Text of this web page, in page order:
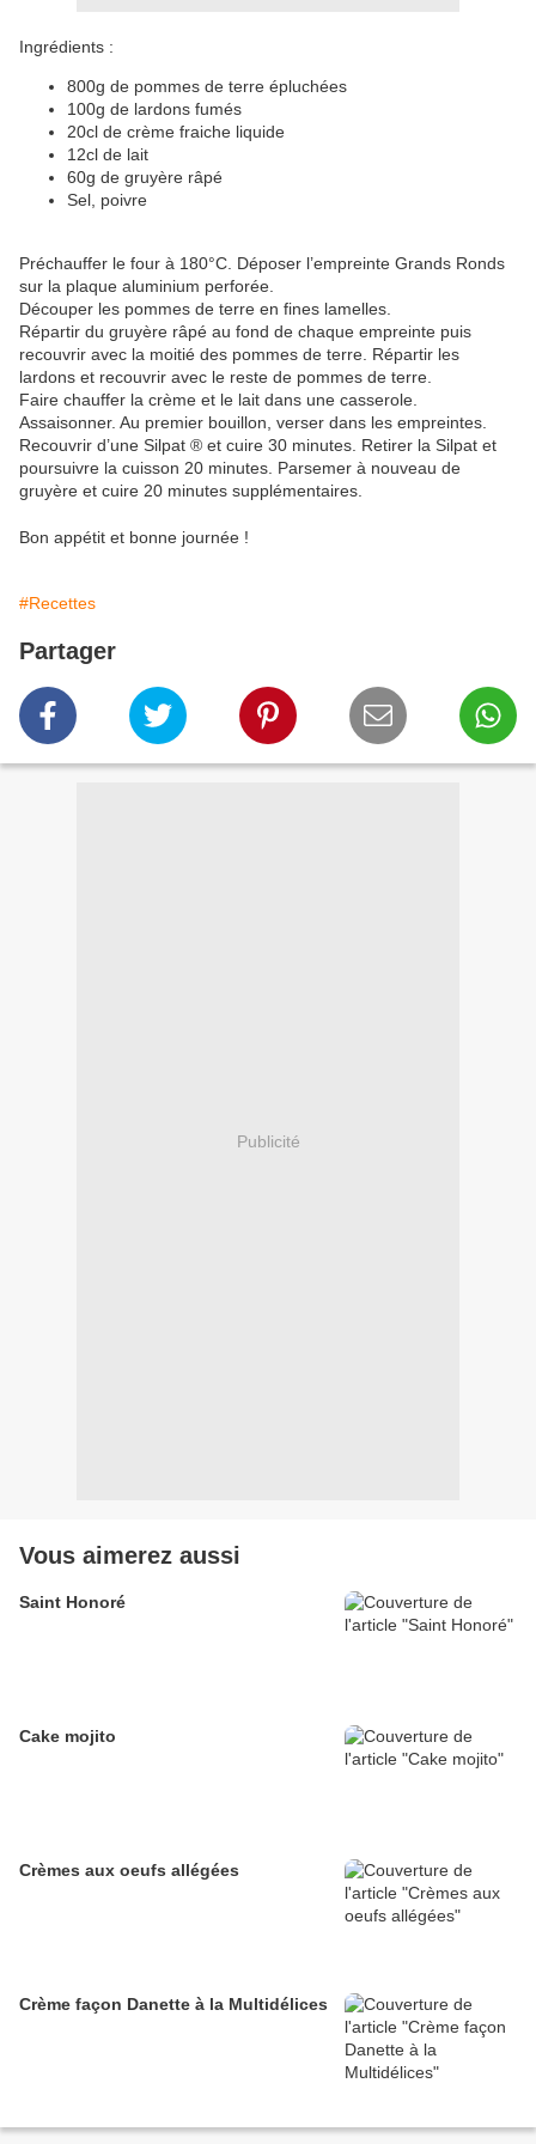
Ingrédients :
800g de pommes de terre épluchées
100g de lardons fumés
20cl de crème fraiche liquide
12cl de lait
60g de gruyère râpé
Sel, poivre
Préchauffer le four à 180°C. Déposer l’empreinte Grands Ronds
sur la plaque aluminium perforée.
Découper les pommes de terre en fines lamelles.
Répartir du gruyère râpé au fond de chaque empreinte puis
recouvrir avec la moitié des pommes de terre. Répartir les
lardons et recouvrir avec le reste de pommes de terre.
Faire chauffer la crème et le lait dans une casserole.
Assaisonner. Au premier bouillon, verser dans les empreintes.
Recouvrir d’une Silpat ® et cuire 30 minutes. Retirer la Silpat et
poursuivre la cuisson 20 minutes. Parsemer à nouveau de
gruyère et cuire 20 minutes supplémentaires.
Bon appétit et bonne journée !
#Recettes
Partager
Publicité
Vous aimerez aussi
Saint Honoré
Cake mojito
Crèmes aux oeufs allégées
Crème façon Danette à la Multidélices